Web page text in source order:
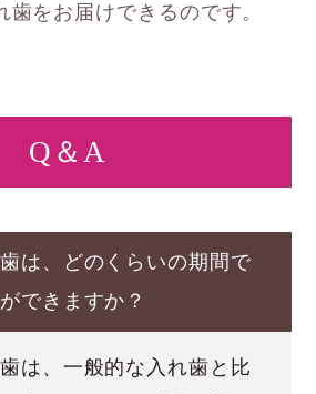
をお届けできるのです。
Q＆A
は、どのくらいの期間で
できますか？
は、一般的な入れ歯と比